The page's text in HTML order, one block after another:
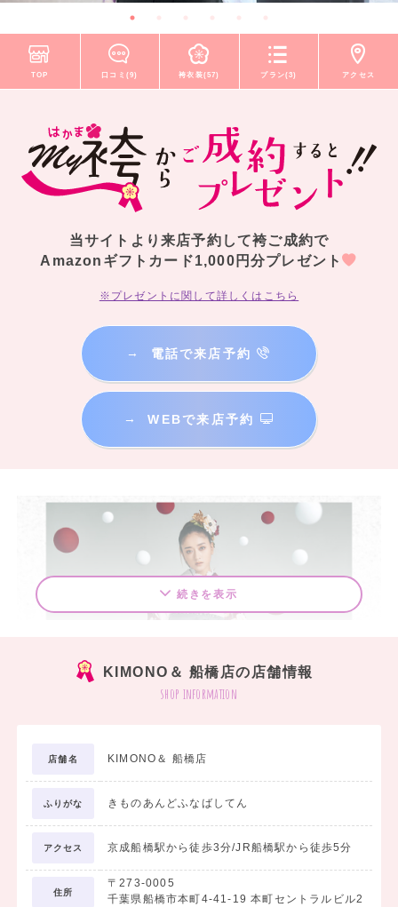
TOP 口コミ(9) 袴衣装(57) プラン(3) アクセス
当サイトより来店予約して袴ご成約で
Amazonギフトカード1,000円分プレゼント
※プレゼントに関して詳しくはこちら
→ 電話で来店予約
→ WEBで来店予約
続きを表示
KIMONO＆ 船橋店の店舗情報
shop information
店舗名 KIMONO＆ 船橋店
ふりがな きものあんどふなばしてん
アクセス 京成船橋駅から徒歩3分/JR船橋駅から徒歩5分
住所
〒273-0005
千葉県船橋市本町4-41-19 本町セントラルビル2